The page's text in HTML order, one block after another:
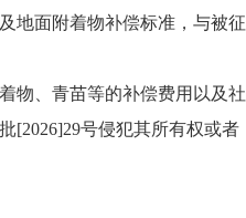
地面附着物补偿标准，与被征
物、青苗等的补偿费用以及社
[2026]29号侵犯其所有权或者